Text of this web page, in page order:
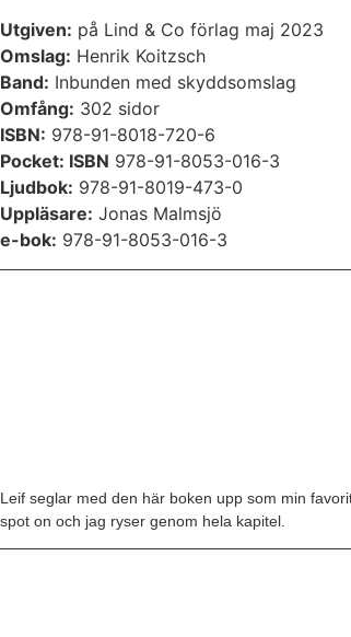
Utgiven: på Lind & Co förlag maj 2023
Omslag: Henrik Koitzsch
Band: Inbunden med skyddsomslag
Omfång: 302 sidor
ISBN: 978-91-8018-720-6
Pocket: ISBN 978-91-8053-016-3
Ljudbok: 978-91-8019-473-0
Uppläsare: Jonas Malmsjö
e-bok: 978-91-8053-016-3
Leif seglar med den här boken upp som min
spot on och jag ryser genom hela kapitel.